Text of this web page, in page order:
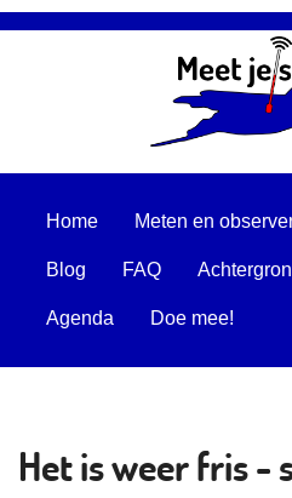
Home Meten en
Blog FAQ
Agenda Doe mee!
Het is weer fris -